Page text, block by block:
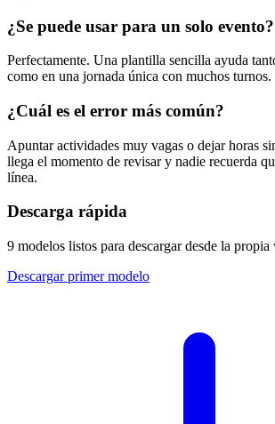
¿Se puede usar para un solo evento?
Perfectamente. Una plantilla sencilla ayuda
como en una jornada única con muchos turnos.
¿Cuál es el error más común?
Apuntar actividades muy vagas o dejar horas
llega el momento de revisar y nadie recuerda
línea.
Descarga rápida
9 modelos listos para descargar desde la propia
Descargar primer modelo